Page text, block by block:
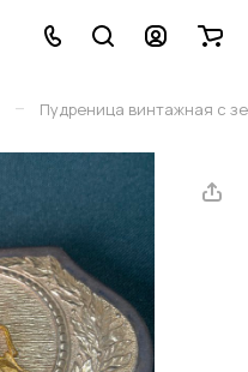
– Пудреница винтажная с